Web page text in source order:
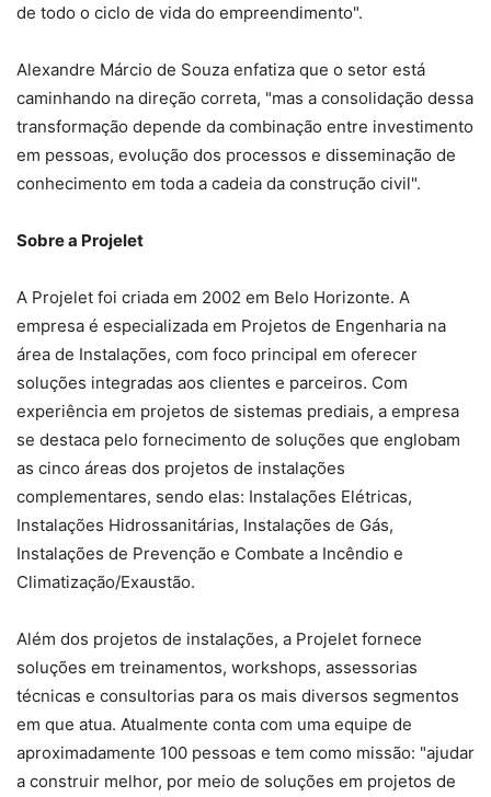
de todo o ciclo de vida do empreendimento".
Alexandre Márcio de Souza enfatiza que o setor está
caminhando na direção correta, "mas a consolidação dessa
transformação depende da combinação entre investimento
em pessoas, evolução dos processos e disseminação de
conhecimento em toda a cadeia da construção civil".
Sobre a Projelet
A Projelet foi criada em 2002 em Belo Horizonte. A
empresa é especializada em Projetos de Engenharia na
área de Instalações, com foco principal em oferecer
soluções integradas aos clientes e parceiros. Com
experiência em projetos de sistemas prediais, a empresa
se destaca pelo fornecimento de soluções que englobam
as cinco áreas dos projetos de instalações
complementares, sendo elas: Instalações Elétricas,
Instalações Hidrossanitárias, Instalações de Gás,
Instalações de Prevenção e Combate a Incêndio e
Climatização/Exaustão.
Além dos projetos de instalações, a Projelet fornece
soluções em treinamentos, workshops, assessorias
técnicas e consultorias para os mais diversos segmentos
em que atua. Atualmente conta com uma equipe de
aproximadamente 100 pessoas e tem como missão: "ajudar
a construir melhor, por meio de soluções em projetos de